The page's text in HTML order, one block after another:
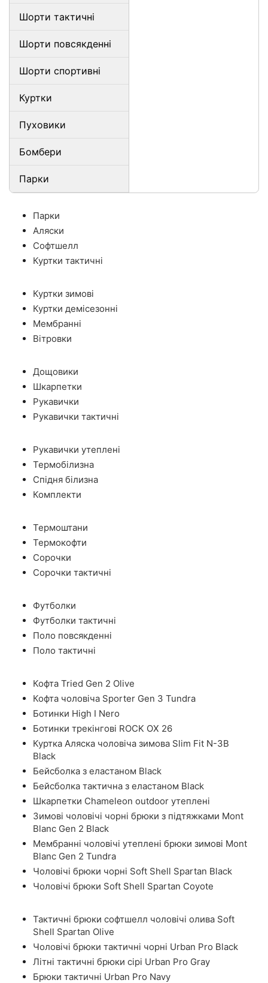
Шорти тактичні
Шорти повсякденні
Шорти спортивні
Куртки
Пуховики
Бомбери
Парки
Парки
Аляски
Софтшелл
Куртки тактичні
Куртки зимові
Куртки демісезонні
Мембранні
Вітровки
Дощовики
Шкарпетки
Рукавички
Рукавички тактичні
Рукавички утеплені
Термобілизна
Спідня білизна
Комплекти
Термоштани
Термокофти
Сорочки
Сорочки тактичні
Футболки
Футболки тактичні
Поло повсякденні
Поло тактичні
Кофта Tried Gen 2 Olive
Кофта чоловіча Sporter Gen 3 Tundra
Ботинки High I Nero
Ботинки трекінгові ROCK OX 26
Куртка Аляска чоловіча зимова Slim Fit N-3B
Black
Бейсболка з еластаном Black
Бейсболка тактична з еластаном Black
Шкарпетки Chameleon outdoor утеплені
Зимові чоловічі чорні брюки з підтяжками Mont
Blanc Gen 2 Black
Мембранні чоловічі утеплені брюки зимові Mont
Blanc Gen 2 Tundra
Чоловічі брюки чорні Soft Shell Spartan Black
Чоловічі брюки Soft Shell Spartan Coyote
Тактичні брюки софтшелл чоловічі олива Soft
Shell Spartan Olive
Чоловічі брюки тактичні чорні Urban Pro Black
Літні тактичні брюки сірі Urban Pro Gray
Брюки тактичні Urban Pro Navy